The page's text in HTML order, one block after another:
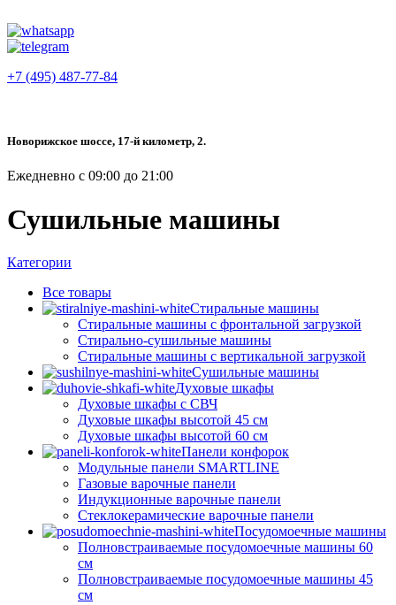
+7 (495) 487-77-84
Новорижское шоссе, 17-й километр, 2.
Ежедневно с 09:00 до 21:00
Сушильные машины
Категории
Все товары
Стиральные машины
Стиральные машины с фронтальной загрузкой
Стирально-сушильные машины
Стиральные машины с вертикальной загрузкой
Сушильные машины
Духовые шкафы
Духовые шкафы с СВЧ
Духовые шкафы высотой 45 см
Духовые шкафы высотой 60 см
Панели конфорок
Модульные панели SMARTLINE
Газовые варочные панели
Индукционные варочные панели
Стеклокерамические варочные панели
Посудомоечные машины
Полновстраиваемые посудомоечные машины 60
см
Полновстраиваемые посудомоечные машины 45
см